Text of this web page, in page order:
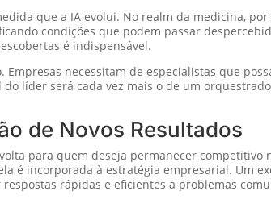
que a IA evolui. No realm da medicina,
condições que podem passar
é indispensável.
necessitam de especialistas que
líder será cada vez mais o de um
de Novos Resultados
para quem deseja permanecer competitivo
é incorporada à estratégia empresarial. Um
rápidas e eficientes a problemas